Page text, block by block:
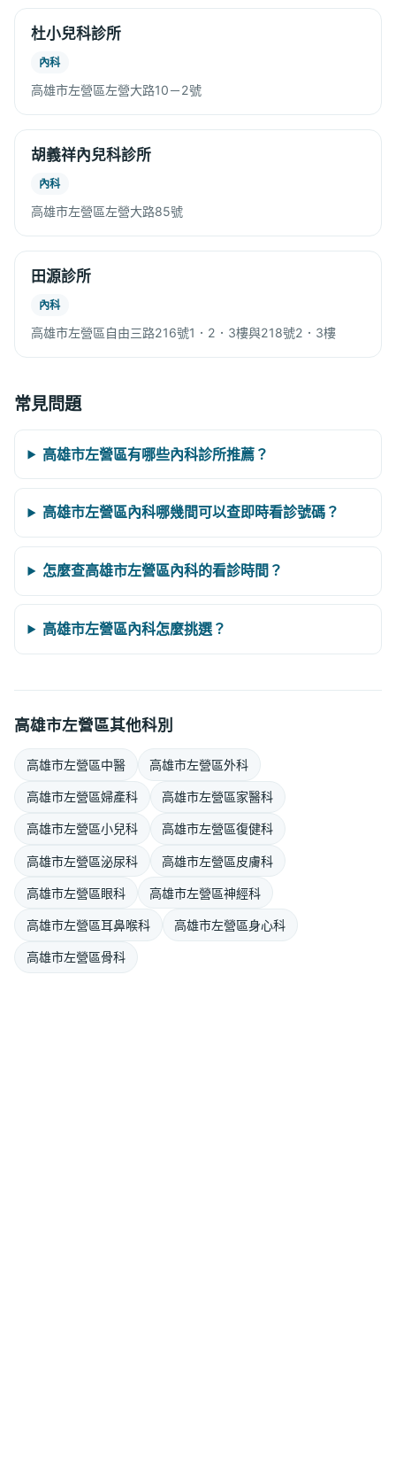
杜小兒科診所
內科
高雄市左營區左營大路10－2號
胡義祥內兒科診所
內科
高雄市左營區左營大路85號
田源診所
內科
高雄市左營區自由三路216號1．2．3樓與218號2．3樓
常見問題
高雄市左營區有哪些內科診所推薦？
高雄市左營區內科哪幾間可以查即時看診號碼？
怎麼查高雄市左營區內科的看診時間？
高雄市左營區內科怎麼挑選？
高雄市左營區其他科別
高雄市左營區中醫 高雄市左營區外科
高雄市左營區婦產科 高雄市左營區家醫科
高雄市左營區小兒科 高雄市左營區復健科
高雄市左營區泌尿科 高雄市左營區皮膚科
高雄市左營區眼科 高雄市左營區神經科
高雄市左營區耳鼻喉科 高雄市左營區身心科
高雄市左營區骨科